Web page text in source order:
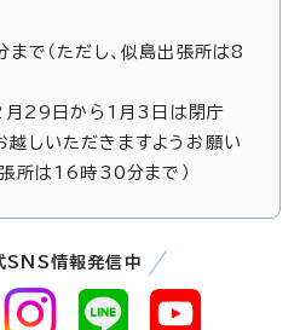
で（ただし、似島出張所は8
月29日から1月3日は閉庁
越しいただきますようお願い
張所は16時30分まで）
SNS情報発信中